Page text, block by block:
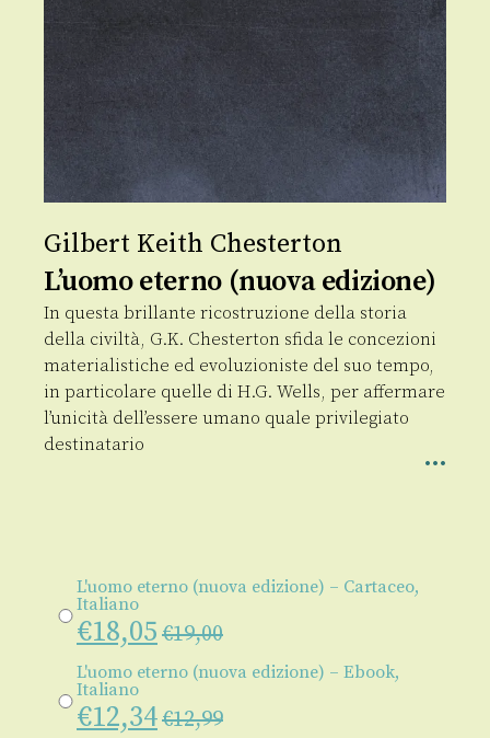
Gilbert Keith Chesterton
L’uomo eterno (nuova edizione)
In questa brillante ricostruzione della storia
della civiltà, G.K. Chesterton sfida le concezioni
materialistiche ed evoluzioniste del suo tempo,
in particolare quelle di H.G. Wells, per affermare
l’unicità dell’essere umano quale privilegiato
destinatario
L'uomo eterno (nuova edizione) – Cartaceo,
Italiano
€18,05 €19,00
L'uomo eterno (nuova edizione) – Ebook,
Italiano
€12,34€12,99